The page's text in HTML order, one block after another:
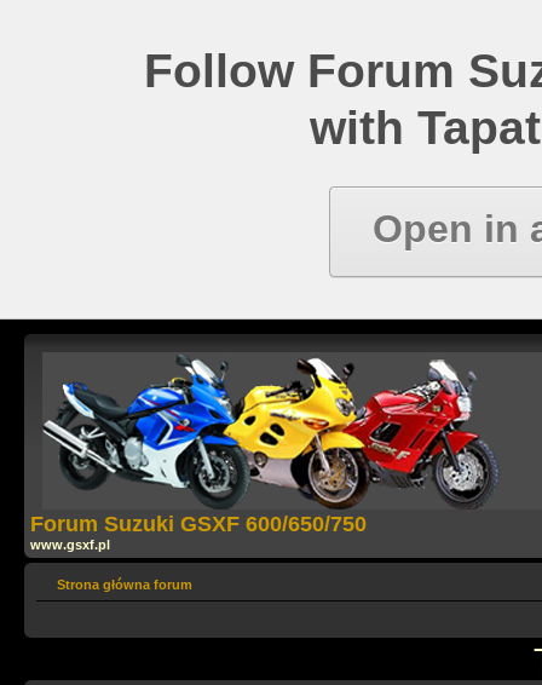
Follow Forum
with
Open in
Forum Suzuki GSXF 600/650/750
www.gsxf.pl
Strona główna forum